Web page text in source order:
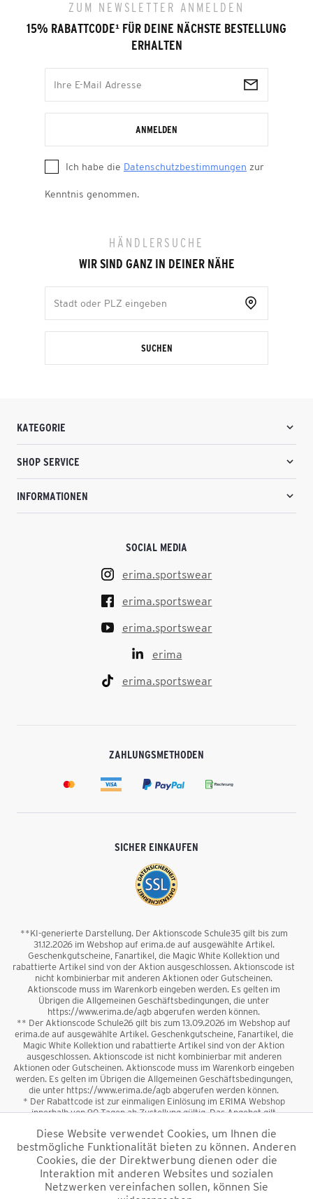
ZUM NEWSLETTER ANMELDEN
15% RABATTCODE¹ FÜR DEINE NÄCHSTE BESTELLUNG
ERHALTEN
ANMELDEN
Ich habe die Datenschutzbestimmungen zur
Kenntnis genommen.
HÄNDLERSUCHE
WIR SIND GANZ IN DEINER NÄHE
SUCHEN
KATEGORIE
SHOP SERVICE
INFORMATIONEN
SOCIAL MEDIA
erima.sportswear
erima.sportswear
erima.sportswear
erima
erima.sportswear
ZAHLUNGSMETHODEN
SICHER EINKAUFEN
**KI-generierte Darstellung. Der Aktionscode Schule35 gilt bis zum
31.12.2026 im Webshop auf erima.de auf ausgewählte Artikel.
Geschenkgutscheine, Fanartikel, die Magic White Kollektion und
rabattierte Artikel sind von der Aktion ausgeschlossen. Aktionscode ist
nicht kombinierbar mit anderen Aktionen oder Gutscheinen.
Aktionscode muss im Warenkorb eingeben werden. Es gelten im
Übrigen die Allgemeinen Geschäftsbedingungen, die unter
https://www.erima.de/agb abgerufen werden können.
** Der Aktionscode Schule26 gilt bis zum 13.09.2026 im Webshop auf
erima.de auf ausgewählte Artikel. Geschenkgutscheine, Fanartikel, die
Magic White Kollektion und rabattierte Artikel sind von der Aktion
ausgeschlossen. Aktionscode ist nicht kombinierbar mit anderen
Aktionen oder Gutscheinen. Aktionscode muss im Warenkorb eingeben
werden. Es gelten im Übrigen die Allgemeinen Geschäftsbedingungen,
die unter https://www.erima.de/agb abgerufen werden können.
* Der Rabattcode ist zur einmaligen Einlösung im ERIMA Webshop
innerhalb von 90 Tagen ab Zustellung gültig. Das Angebot gilt
sowie Geschenkgutscheine sind vom Rabatt ausgeschlossen. Der
Rabattcode ist nicht mit anderen Aktionen oder Gutscheinen
kombinierbar. Der Mindestbestellwert beträgt 50 €
*Alle Preise verstehen sich inkl. Mehrwertsteuer und zzgl.
Diese Website verwendet Cookies, um Ihnen die
bestmögliche Funktionalität bieten zu können. Anderen
Cookies, die der Direktwerbung dienen oder die
Interaktion mit anderen Websites und sozialen
Netzwerken vereinfachen sollen, können Sie